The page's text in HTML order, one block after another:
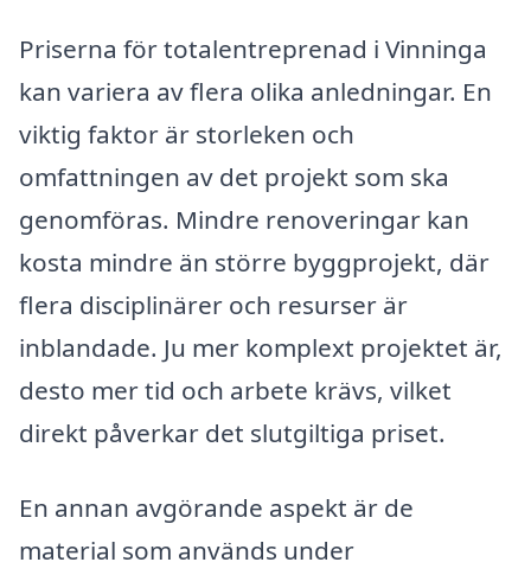
Priserna för totalentreprenad i Vinninga
kan variera av flera olika anledningar. En
viktig faktor är storleken och
omfattningen av det projekt som ska
genomföras. Mindre renoveringar kan
kosta mindre än större byggprojekt, där
flera disciplinärer och resurser är
inblandade. Ju mer komplext projektet är,
desto mer tid och arbete krävs, vilket
direkt påverkar det slutgiltiga priset.
En annan avgörande aspekt är de
material som används under